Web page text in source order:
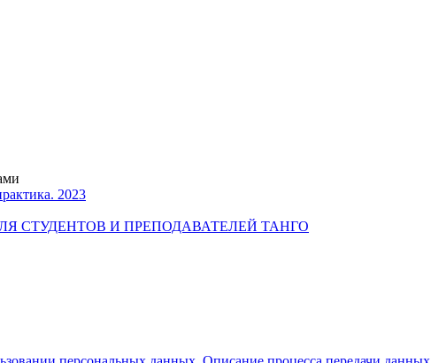
2023
ДЛЯ СТУДЕНТОВ И ПРЕПОДАВАТЕЛЕЙ ТАНГО